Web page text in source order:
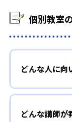
個別教室
どんな人に向
どんな講師が